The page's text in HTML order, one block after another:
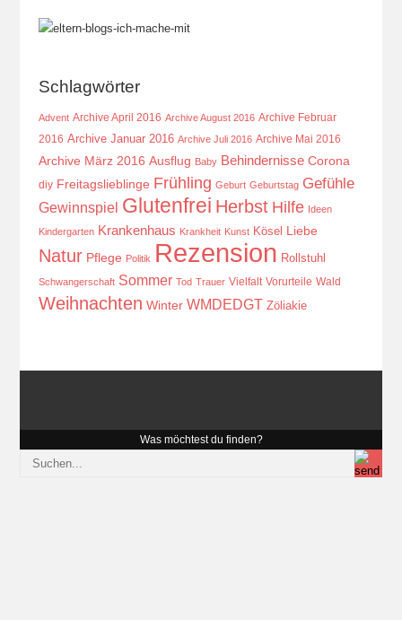
Schlagwörter
Advent Archive April 2016 Archive August 2016 Archive Februar
2016 Archive Januar 2016 Archive Juli 2016 Archive Mai 2016
Archive März 2016 Ausflug Baby Behindernisse Corona
diy Freitagslieblinge Frühling Geburt Geburtstag Gefühle
Gewinnspiel Glutenfrei Herbst Hilfe Ideen
Kindergarten Krankenhaus Krankheit Kunst Kösel Liebe
Natur Pflege Politik Rezension Rollstuhl
Schwangerschaft Sommer Tod Trauer Vielfalt Vorurteile Wald
Weihnachten Winter WMDEDGT Zöliakie
Was möchtest du finden?